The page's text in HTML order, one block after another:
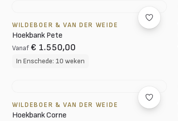
WILDEBOER & VAN DER WEIDE
Hoekbank Pete
Vanaf € 1.550,00
In Enschede: 10 weken
WILDEBOER & VAN DER WEIDE
Hoekbank Corne